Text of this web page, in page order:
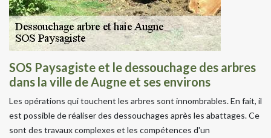
SOS Paysagiste et le dessouchage des arbres
dans la ville de Augne et ses environs
Les opérations qui touchent les arbres sont innombrables. En fait, il
est possible de réaliser des dessouchages après les abattages. Ce
sont des travaux complexes et les compétences d'un